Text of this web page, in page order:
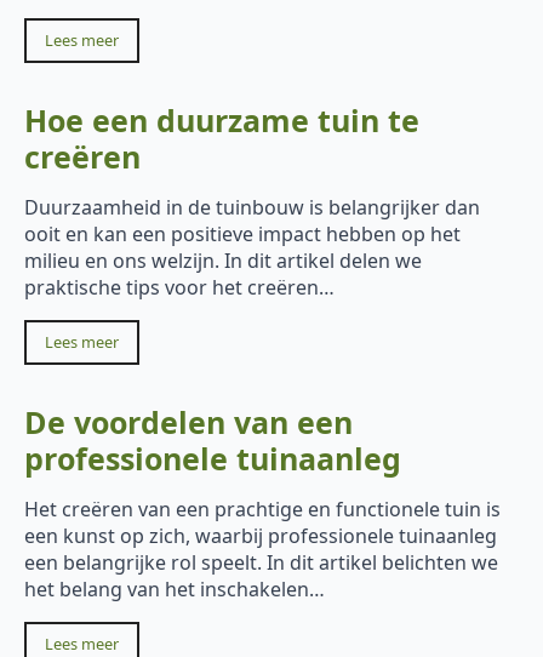
Lees meer
Hoe een duurzame tuin te
creëren
Duurzaamheid in de tuinbouw is belangrijker dan
ooit en kan een positieve impact hebben op het
milieu en ons welzijn. In dit artikel delen we
praktische tips voor het creëren…
Lees meer
De voordelen van een
professionele tuinaanleg
Het creëren van een prachtige en functionele tuin is
een kunst op zich, waarbij professionele tuinaanleg
een belangrijke rol speelt. In dit artikel belichten we
het belang van het inschakelen…
Lees meer